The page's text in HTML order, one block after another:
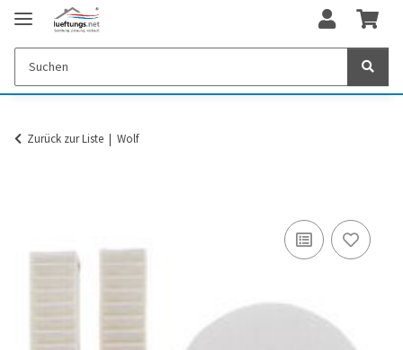
Zurück zur Liste Wolf